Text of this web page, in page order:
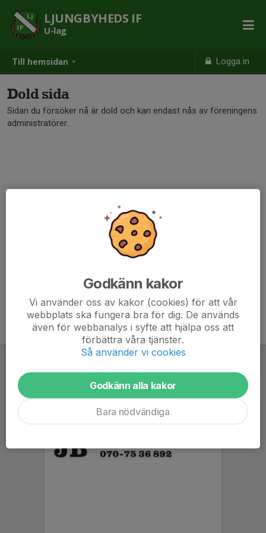
Till hemsidan Logga in
LJUNGBYHEDS IF
U-lag
Dold sida
Sidan du försöker nå är dold och kan endast nås av föreningens
administratörer.
Godkänn kakor
Vi använder oss av kakor (cookies) för att vår
webbplats ska fungera bra för dig. De används
även för webbanalys i syfte att hjälpa oss att
förbättra våra tjänster.
Så använder vi cookies
Godkänn alla kakor
Bara nödvändiga